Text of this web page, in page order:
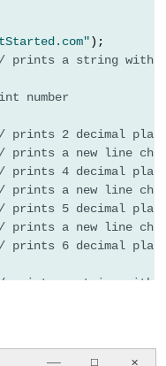
);
prints a string with
number
prints 2 decimal
prints a new line
prints 4 decimal
prints a new line
prints 5 decimal
prints a new line
prints 6 decimal
prints a string with
in diffrent
// prints a string
── ☐ ✕